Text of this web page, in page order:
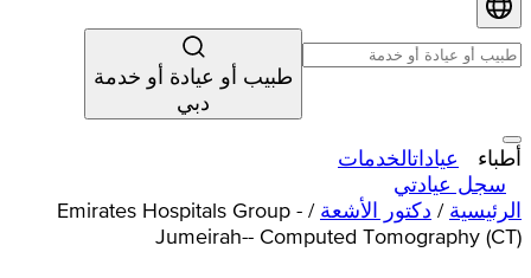
طبيب أو عيادة أو خدمة
دبي
أطباء عياداتالخدمات
سجل عيادتي
الرئيسية / دكتور الأشعة /
Emirates Hospitals Group -
Jumeirah-- Computed Tomography (CT)